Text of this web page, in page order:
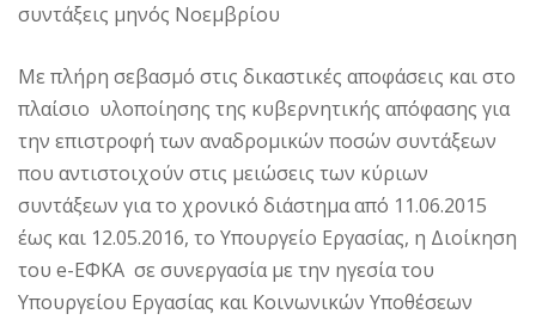
συντάξεις μηνός Νοεμβρίου
Με πλήρη σεβασμό στις δικαστικές αποφάσεις και στο
πλαίσιο υλοποίησης της κυβερνητικής απόφασης για
την επιστροφή των αναδρομικών ποσών συντάξεων
που αντιστοιχούν στις μειώσεις των κύριων
συντάξεων για το χρονικό διάστημα από 11.06.2015
έως και 12.05.2016, το Υπουργείο Εργασίας, η Διοίκηση
του e-ΕΦΚΑ σε συνεργασία με την ηγεσία του
Υπουργείου Εργασίας και Κοινωνικών Υποθέσεων